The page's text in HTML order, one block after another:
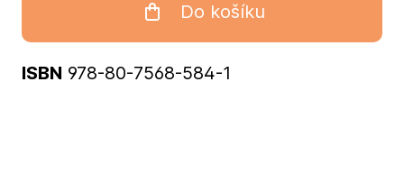
Do košíku
ISBN 978-80-7568-584-1